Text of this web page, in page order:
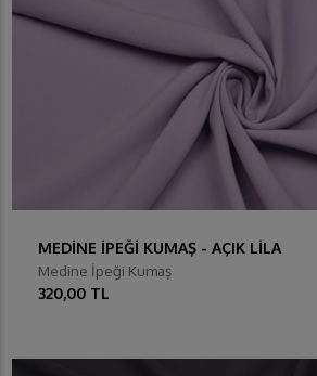
MEDİNE İPEĞİ KUMAŞ - AÇIK LİLA
Medine İpeği Kumaş
320,00 TL